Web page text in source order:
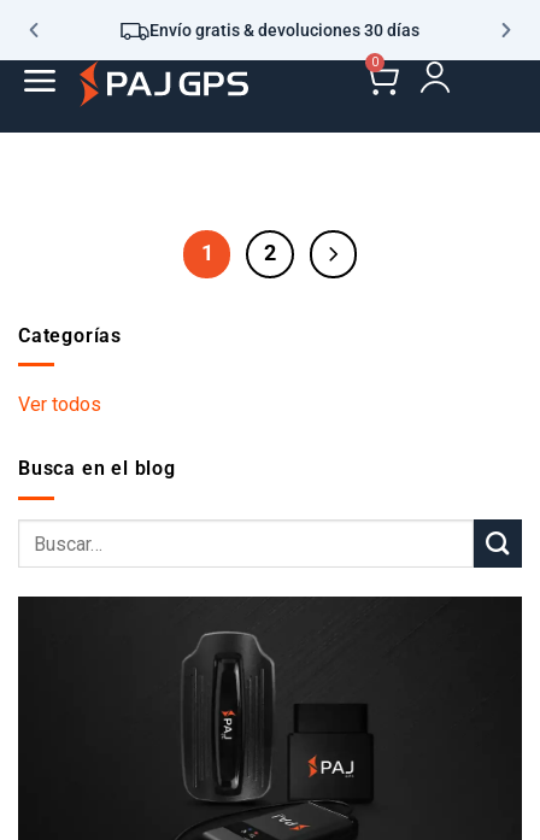
Envío gratis & devoluciones 30 días
0
1 2
Categorías
Ver todos
Busca en el blog